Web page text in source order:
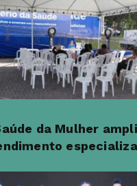
da Mulher